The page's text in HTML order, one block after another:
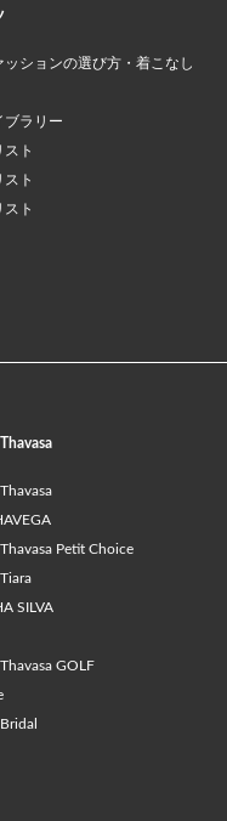
ッションの選び方・着こなし
ブラリー
スト
スト
スト
Petit Choice
SILVA
GOLF